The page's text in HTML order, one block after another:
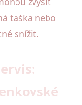
taška nebo
snížit.